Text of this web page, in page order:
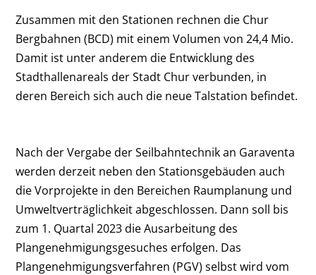
Zusammen mit den Stationen rechnen die Chur
Bergbahnen (BCD) mit einem Volumen von 24,4 Mio.
Damit ist unter anderem die Entwicklung des
Stadthallenareals der Stadt Chur verbunden, in
deren Bereich sich auch die neue Talstation befindet.
Nach der Vergabe der Seilbahntechnik an Garaventa
werden derzeit neben den Stationsgebäuden auch
die Vorprojekte in den Bereichen Raumplanung und
Umweltverträglichkeit abgeschlossen. Dann soll bis
zum 1. Quartal 2023 die Ausarbeitung des
Plangenehmigungsgesuches erfolgen. Das
Plangenehmigungsverfahren (PGV) selbst wird vom